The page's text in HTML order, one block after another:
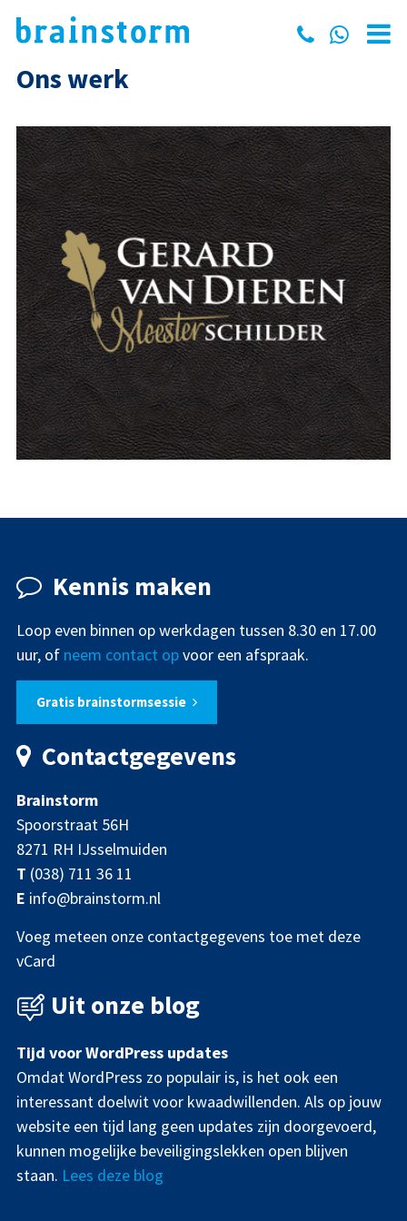
Ons werk
HUISSTIJL LOGO PRESENTATIEMAP RELATIEGESCHENK
Kennis maken
Loop even binnen op werkdagen tussen 8.30 en 17.00
uur, of neem contact opvoor een afspraak.
Gratis brainstormsessie
Contactgegevens
Brainstorm
Spoorstraat 56H
8271 RH IJsselmuiden
T (038) 711 36 11
E info@brainstorm.nl
Voeg meteen onze contactgegevens toe met deze
vCard
Uit onze blog
Tijd voor WordPress updates
Omdat WordPress zo populair is, is het ook een
interessant doelwit voor kwaadwillenden. Als op jouw
website een tijd lang geen updates zijn doorgevoerd,
kunnen mogelijke beveiligingslekken open blijven
staan. Lees deze blog